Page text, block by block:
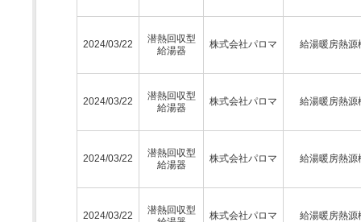
2024/03/22
潜熱回収型
給湯器
株式会社パロマ 給湯暖房熱源
2024/03/22
潜熱回収型
給湯器
株式会社パロマ 給湯暖房熱源
2024/03/22
潜熱回収型
給湯器
株式会社パロマ 給湯暖房熱源
2024/03/22
潜熱回収型
株式会社パロマ 給湯暖房熱源